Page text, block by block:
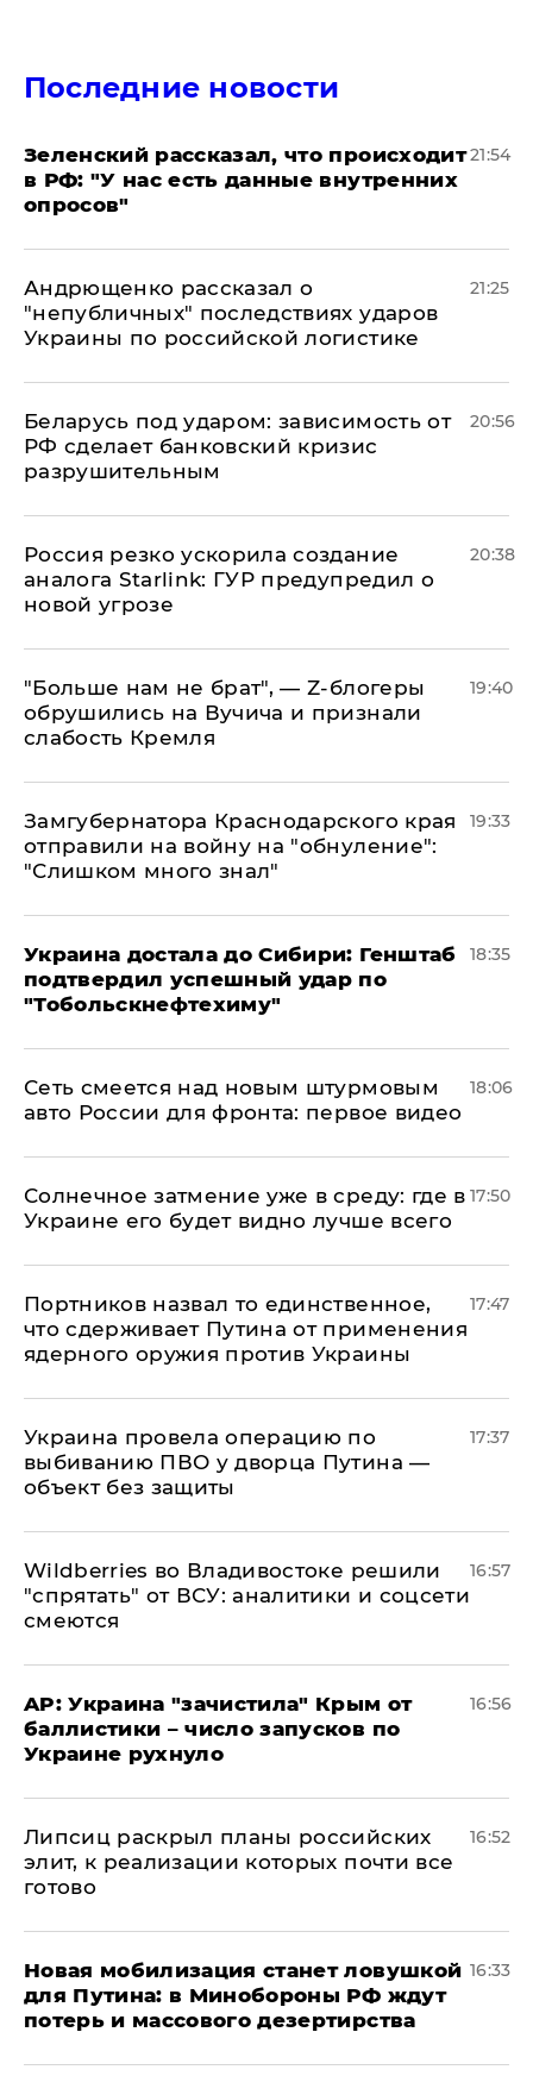
Последние новости
​Зеленский рассказал, что происходит
в РФ: "У нас есть данные внутренних
опросов"
21:54
Андрющенко рассказал о
"непубличных" последствиях ударов
Украины по российской логистике
21:25
Беларусь под ударом: зависимость от
РФ сделает банковский кризис
разрушительным
20:56
​Россия резко ускорила создание
аналога Starlink: ГУР предупредил о
новой угрозе
20:38
​"Больше нам не брат", — Z-блогеры
обрушились на Вучича и признали
слабость Кремля
19:40
Замгубернатора Краснодарского края
отправили на войну на "обнуление":
"Слишком много знал"
19:33
Украина достала до Сибири: Генштаб
подтвердил успешный удар по
"Тобольскнефтехиму"
18:35
Сеть смеется над новым штурмовым
авто России для фронта: первое видео
18:06
​Солнечное затмение уже в среду: где в
Украине его будет видно лучше всего
17:50
Портников назвал то единственное,
что сдерживает Путина от применения
ядерного оружия против Украины
17:47
Украина провела операцию по
выбиванию ПВО у дворца Путина —
объект без защиты
17:37
Wildberries во Владивостоке решили
"спрятать" от ВСУ: аналитики и соцсети
смеются
16:57
AP: Украина "зачистила" Крым от
баллистики – число запусков по
Украине рухнуло
16:56
Липсиц раскрыл планы российских
элит, к реализации которых почти все
готово
16:52
​Новая мобилизация станет ловушкой
для Путина: в Минобороны РФ ждут
потерь и массового дезертирства
16:33